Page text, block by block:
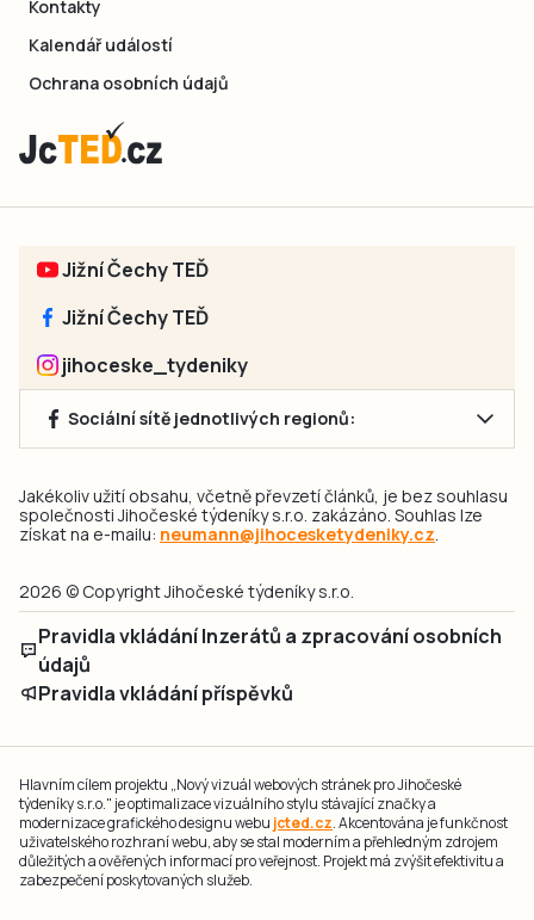
Kontakty
Kalendář událostí
Ochrana osobních údajů
Jižní Čechy TEĎ
Jižní Čechy TEĎ
jihoceske_tydeniky
Sociální sítě jednotlivých regionů:
Jakékoliv užití obsahu, včetně převzetí článků, je bez souhlasu
společnosti Jihočeské týdeníky s.r.o. zakázáno. Souhlas lze
získat na e-mailu: neumann@jihocesketydeniky.cz
2026 © Copyright Jihočeské týdeníky s.r.o.
Pravidla vkládání Inzerátů a zpracování osobních
údajů
Pravidla vkládání příspěvků
Hlavním cílem projektu „Nový vizuál webových stránek pro Jihočeské
týdeníky s.r.o." je optimalizace vizuálního stylu stávající značky a
modernizace grafického designu webu jcted.cz. Akcentována je funkčnost
uživatelského rozhraní webu, aby se stal moderním a přehledným zdrojem
důležitých a ověřených informací pro veřejnost. Projekt má zvýšit efektivitu a
zabezpečení poskytovaných služeb.